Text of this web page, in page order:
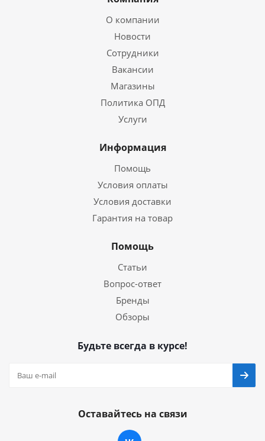
О компании
Новости
Сотрудники
Вакансии
Магазины
Политика ОПД
Услуги
Информация
Помощь
Условия оплаты
Условия доставки
Гарантия на товар
Помощь
Статьи
Вопрос-ответ
Бренды
Обзоры
Будьте всегда в курсе!
Оставайтесь на связи